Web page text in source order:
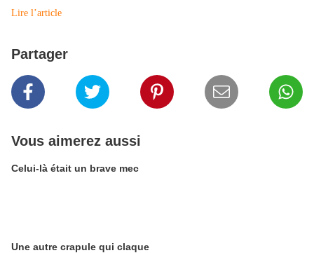
Lire l’article
Partager
Vous aimerez aussi
Celui-là était un brave mec
Une autre crapule qui claque